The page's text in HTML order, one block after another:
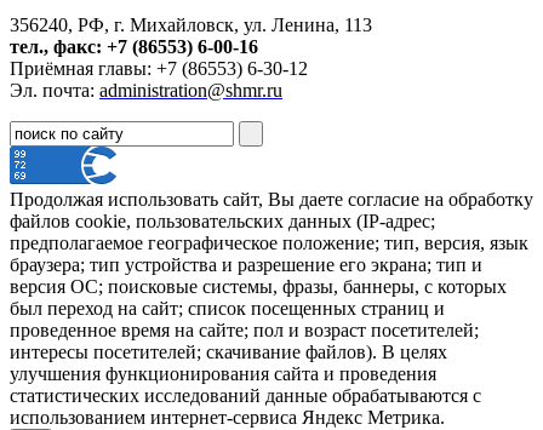
356240, РФ, г. Михайловск, ул. Ленина, 113
тел., факс: +7 (86553) 6-00-16
Приёмная главы: +7 (86553) 6-30-12
Эл. почта: administration@shmr.ru
Продолжая использовать сайт, Вы даете согласие на обработку
файлов cookie, пользовательских данных (IP-адрес;
предполагаемое географическое положение; тип, версия, язык
браузера; тип устройства и разрешение его экрана; тип и
версия ОС; поисковые системы, фразы, баннеры, с которых
был переход на сайт; список посещенных страниц и
проведенное время на сайте; пол и возраст посетителей;
интересы посетителей; скачивание файлов). В целях
улучшения функционирования сайта и проведения
статистических исследований данные обрабатываются с
использованием интернет-сервиса Яндекс Метрика.